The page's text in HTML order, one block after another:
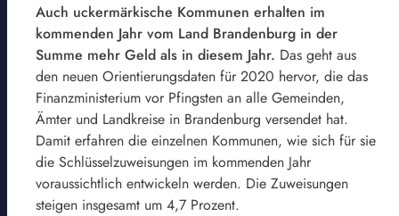
Auch uckermärkische Kommunen erhalten im
kommenden Jahr vom Land Brandenburg in der
Summe mehr Geld als in diesem Jahr. Das geht aus
den neuen Orientierungsdaten für 2020 hervor, die das
Finanzministerium vor Pfingsten an alle Gemeinden,
Ämter und Landkreise in Brandenburg versendet hat.
Damit erfahren die einzelnen Kommunen, wie sich für sie
die Schlüsselzuweisungen im kommenden Jahr
voraussichtlich entwickeln werden. Die Zuweisungen
steigen insgesamt um 4,7 Prozent.